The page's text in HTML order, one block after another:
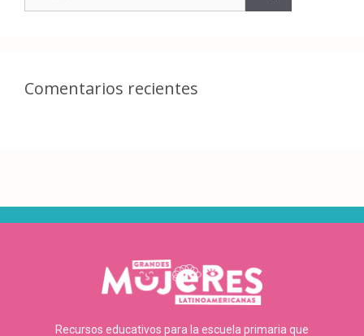
Comentarios recientes
Recursos educativos para la escuela primaria que